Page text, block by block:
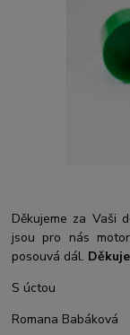
Děkujeme za Vaši
jsou pro nás
posouvá dál.
S úctou
Romana Babáková